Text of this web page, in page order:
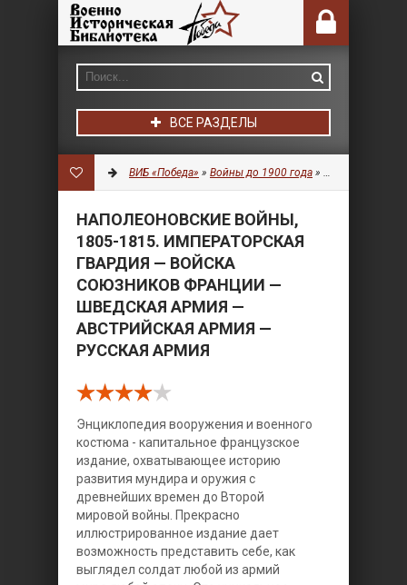
ВСЕ РАЗДЕЛЫ
ВИБ «Победа» » Войны до 1900 года » Униформа
НАПОЛЕОНОВСКИЕ ВОЙНЫ,
1805-1815. ИМПЕРАТОРСКАЯ
ГВАРДИЯ — ВОЙСКА
СОЮЗНИКОВ ФРАНЦИИ —
ШВЕДСКАЯ АРМИЯ —
АВСТРИЙСКАЯ АРМИЯ —
РУССКАЯ АРМИЯ
Энциклопедия вооружения и военного
костюма - капитальное французское
издание, охватывающее историю
развития мундира и оружия с
древнейших времен до Второй
мировой войны. Прекрасно
иллюстрированное издание дает
возможность представить себе, как
выглядел солдат любой из армий